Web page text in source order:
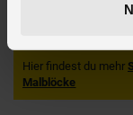
Nicht
Hier findest du mehr
Malblöcke